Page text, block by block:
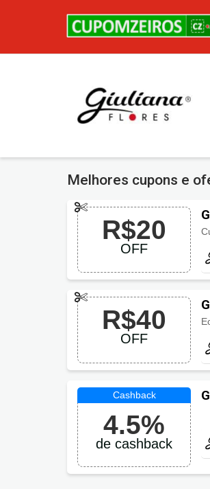
Melhores cupons e
R$20
OFF
R$40
OFF
4.5%
de cashback